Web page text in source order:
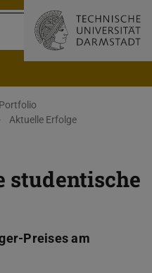
Portfolio
Aktuelle Erfolge
studentische
Preises am